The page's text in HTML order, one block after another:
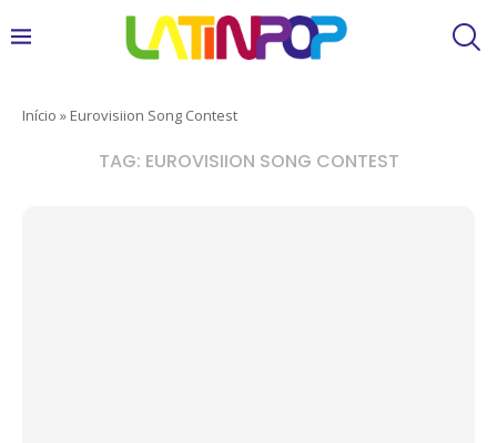
Início » Eurovisiion Song Contest
TAG: EUROVISIION SONG CONTEST